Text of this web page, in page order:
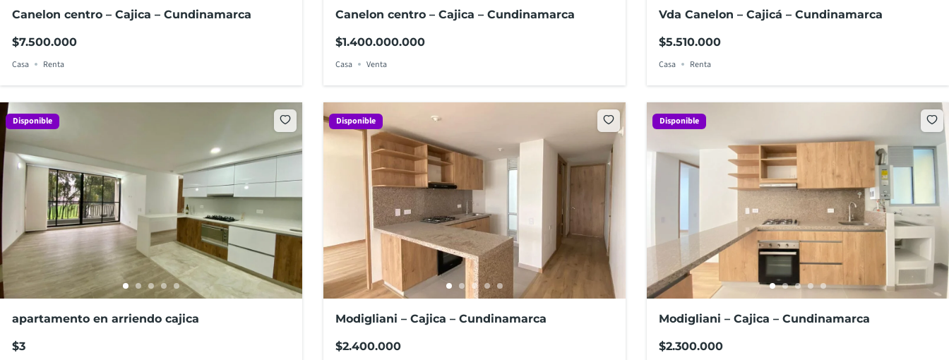
Canelon centro – Cajica – Cundinamarca
$7.500.000
Casa Renta
Canelon centro – Cajica – Cundinamarca
$1.400.000.000
Casa Venta
Vda Canelon – Cajicá – Cundinamarca
$5.510.000
Casa Renta
Disponible
apartamento en arriendo cajica
$3
Disponible
Modigliani – Cajica – Cundinamarca
$2.400.000
Disponible
Modigliani – Cajica – Cundinamarca
$2.300.000